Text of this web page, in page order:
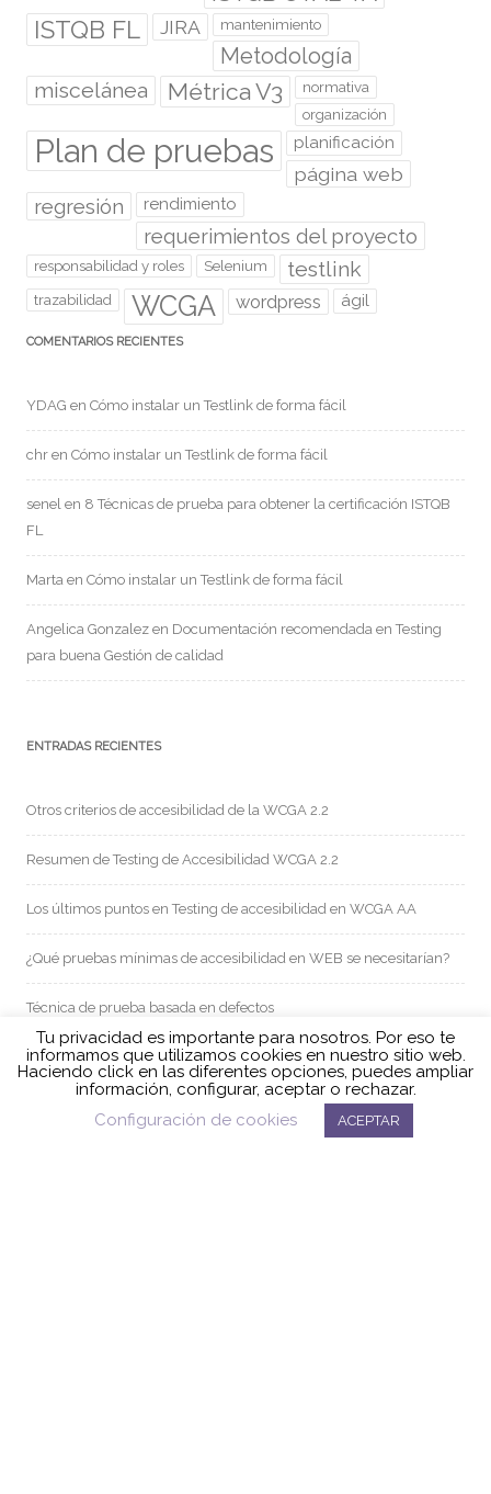
ISTQB FL JIRA mantenimiento
Metodología
miscelánea Métrica V3
normativa
organización
Plan de pruebas planificación
página web
regresión rendimiento
requerimientos del proyecto
responsabilidad y roles Selenium testlink
trazabilidad WCGA wordpress ágil
COMENTARIOS RECIENTES
YDAG en Cómo instalar un Testlink de forma fácil
chr en Cómo instalar un Testlink de forma fácil
senel en 8 Técnicas de prueba para obtener la certificación ISTQB
FL
Marta en Cómo instalar un Testlink de forma fácil
Angelica Gonzalez en Documentación recomendada en Testing
para buena Gestión de calidad
ENTRADAS RECIENTES
Otros criterios de accesibilidad de la WCGA 2.2
Resumen de Testing de Accesibilidad WCGA 2.2
Los últimos puntos en Testing de accesibilidad en WCGA AA
¿Qué pruebas mínimas de accesibilidad en WEB se necesitarían?
Técnica de prueba basada en defectos
ARCHIVOS
Tu privacidad es importante para nosotros. Por eso te
informamos que utilizamos cookies en nuestro sitio web.
Haciendo click en las diferentes opciones, puedes ampliar
información, configurar, aceptar o rechazar.
Configuración de cookies
ACEPTAR